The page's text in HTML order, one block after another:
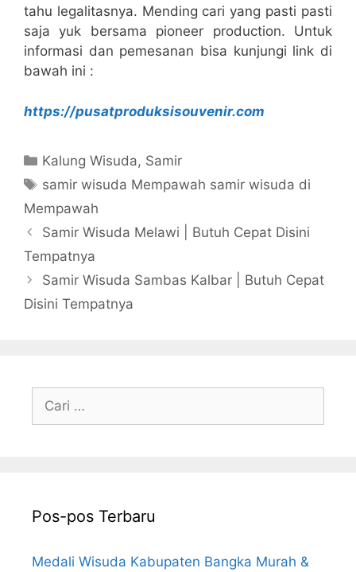
tahu legalitasnya. Mending cari yang pasti pasti
saja yuk bersama pioneer production. Untuk
informasi dan pemesanan bisa kunjungi link di
bawah ini :
https://pusatproduksisouvenir.com
Kategori
Kalung Wisuda, Samir
Tag
samir wisuda Mempawah samir wisuda di
Mempawah
Samir Wisuda Melawi | Butuh Cepat Disini
Tempatnya
Samir Wisuda Sambas Kalbar | Butuh Cepat
Disini Tempatnya
untuk:
Pos-pos Terbaru
Medali Wisuda Kabupaten Bangka Murah &